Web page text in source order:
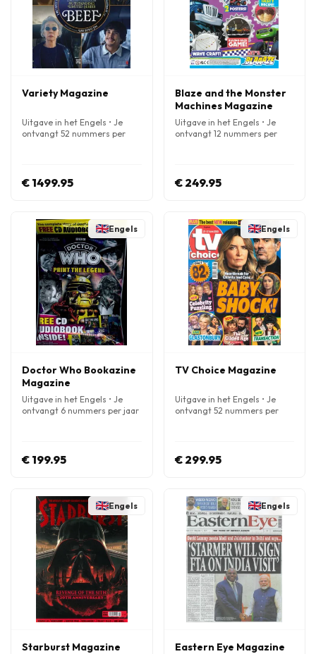
Variety Magazine
Uitgave in het Engels • Je
ontvangt 52 nummers per
€ 1499.95
Blaze and the Monster
Machines Magazine
Uitgave in het Engels • Je
ontvangt 12 nummers per
€ 249.95
Engels
Doctor Who Bookazine
Magazine
Uitgave in het Engels • Je
ontvangt 6 nummers per jaar
€ 199.95
Engels
TV Choice Magazine
Uitgave in het Engels • Je
ontvangt 52 nummers per
€ 299.95
Engels
Starburst Magazine
Engels
Eastern Eye Magazine